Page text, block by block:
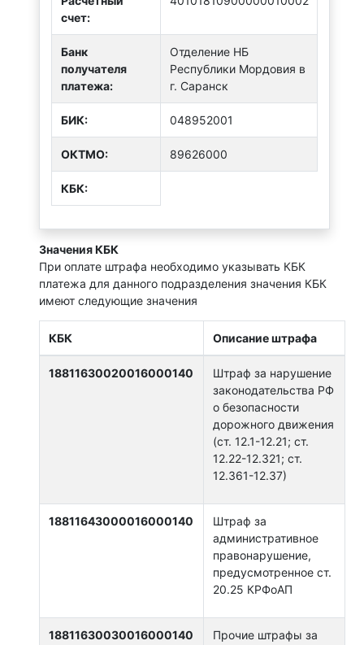
счет:
Банк
получателя
платежа:
Отделение НБ
Республики Мордовия в
г. Саранск
БИК: 048952001
ОКТMО: 89626000
КБК:
Значения КБК
При оплате штрафа необходимо указывать КБК
платежа для данного подразделения значения КБК
имеют следующие значения
КБК Описание штрафа
18811630020016000140
Штраф за нарушение
законодательства РФ
о безопасности
дорожного движения
(ст. 12.1-12.21; ст.
12.22-12.321; ст.
12.361-12.37)
18811643000016000140
Штраф за
административное
правонарушение,
предусмотренное ст.
20.25 КРФоАП
18811630030016000140
Прочие штрафы за